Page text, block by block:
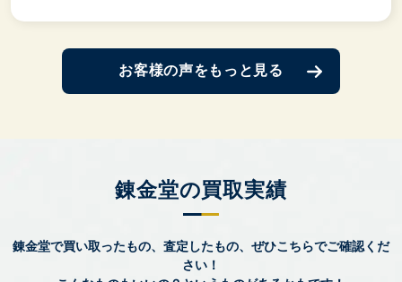
お客様の声をもっと見る
錬金堂の買取実績
錬金堂で買い取ったもの、査定したもの、ぜひこちらでご確認くだ
さい！